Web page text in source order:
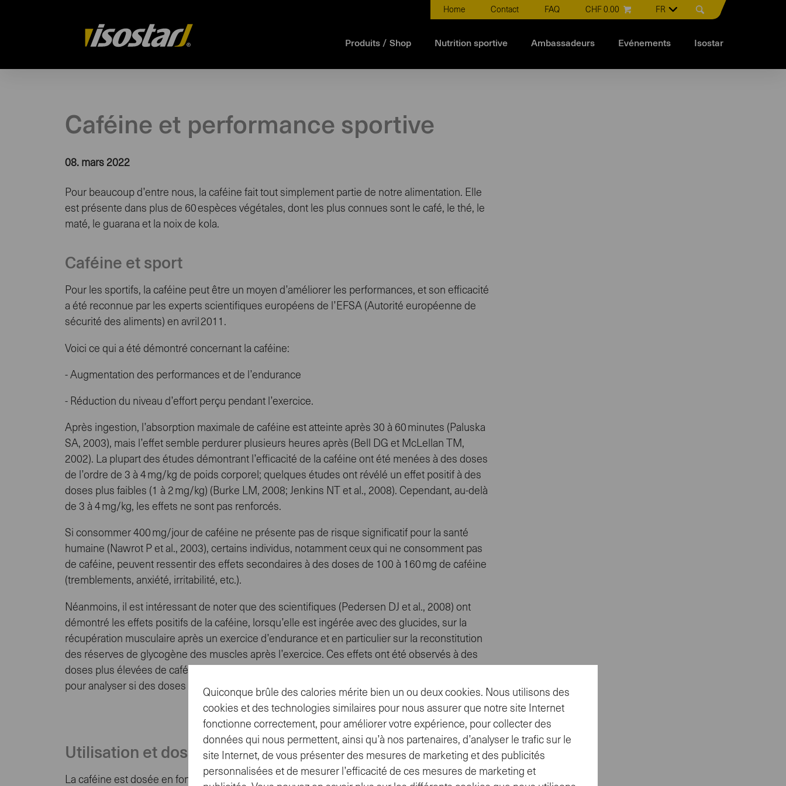
Home Contact FAQ CHF 0.00 FR
Produits / Shop Nutrition sportive Ambassadeurs Evénements Isostar
Caféine et performance sportive
08. mars 2022
Pour beaucoup d’entre nous, la caféine fait tout simplement partie de notre alimentation. Elle
est présente dans plus de 60 espèces végétales, dont les plus connues sont le café, le thé, le
maté, le guarana et la noix de kola.
Caféine et sport
Pour les sportifs, la caféine peut être un moyen d’améliorer les performances, et son efficacité
a été reconnue par les experts scientifiques européens de l’EFSA (Autorité européenne de
sécurité des aliments) en avril 2011.
Voici ce qui a été démontré concernant la caféine:
- Augmentation des performances et de l’endurance
- Réduction du niveau d’effort perçu pendant l’exercice.
Après ingestion, l’absorption maximale de caféine est atteinte après 30 à 60 minutes (Paluska
SA, 2003), mais l’effet semble perdurer plusieurs heures après (Bell DG et McLellan TM,
2002). La plupart des études démontrant l’efficacité de la caféine ont été menées à des doses
de l’ordre de 3 à 4 mg/kg de poids corporel; quelques études ont révélé un effet positif à des
doses plus faibles (1 à 2 mg/kg) (Burke LM, 2008; Jenkins NT et al., 2008). Cependant, au-delà
de 3 à 4 mg/kg, les effets ne sont pas renforcés.
Si consommer 400 mg/jour de caféine ne présente pas de risque significatif pour la santé
humaine (Nawrot P et al., 2003), certains individus, notamment ceux qui ne consomment pas
de caféine, peuvent ressentir des effets secondaires à des doses de 100 à 160 mg de caféine
(tremblements, anxiété, irritabilité, etc.).
Néanmoins, il est intéressant de noter que des scientifiques (Pedersen DJ et al., 2008) ont
démontré les effets positifs de la caféine, lorsqu’elle est ingérée avec des glucides, sur la
récupération musculaire après un exercice d’endurance et en particulier sur la reconstitution
des réserves de glycogène des muscles après l’exercice. Ces effets ont été observés à des
doses plus élevées de caféine (8 mg/kg de poids corporel), mais aucune étude n’a été menée
pour analyser si des doses plus faibles sont aussi efficaces.
Utilisation et dosage
La caféine est dosée en fonction du poids corporel. Normalement, il en faut 3 à 6 mg par kg de
Quiconque brûle des calories mérite bien un ou deux cookies. Nous utilisons des
cookies et des technologies similaires pour nous assurer que notre site Internet
fonctionne correctement, pour améliorer votre expérience, pour collecter des
données qui nous permettent, ainsi qu’à nos partenaires, d’analyser le trafic sur le
site Internet, de vous présenter des mesures de marketing et des publicités
personnalisées et de mesurer l’efficacité de ces mesures de marketing et